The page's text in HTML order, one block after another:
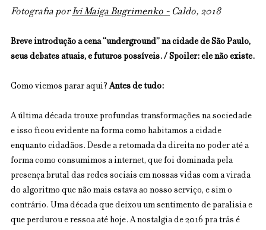
Fotografia por Ivi Maiga Bugrimenko - Caldo, 2018
Breve introdução a cena “underground” na cidade de São Paulo,
seus debates atuais, e futuros possíveis. / Spoiler: ele não existe.
Como viemos parar aqui? Antes de tudo:
A última década trouxe profundas transformações na sociedade
e isso ficou evidente na forma como habitamos a cidade
enquanto cidadãos. Desde a retomada da direita no poder até a
forma como consumimos a internet, que foi dominada pela
presença brutal das redes sociais em nossas vidas com a virada
do algoritmo que não mais estava ao nosso serviço, e sim o
contrário. Uma década que deixou um sentimento de paralisia e
que perdurou e ressoa até hoje. A nostalgia de 2016 pra trás é